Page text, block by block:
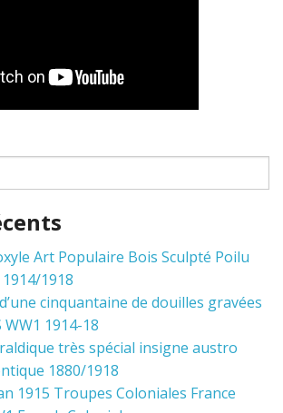
Art Populaire Bois Sculpté Poilu
1918
cinquantaine de douilles gravées
WW1 1914-18
très spécial insigne austro
1880/1918
1915 Troupes Coloniales France